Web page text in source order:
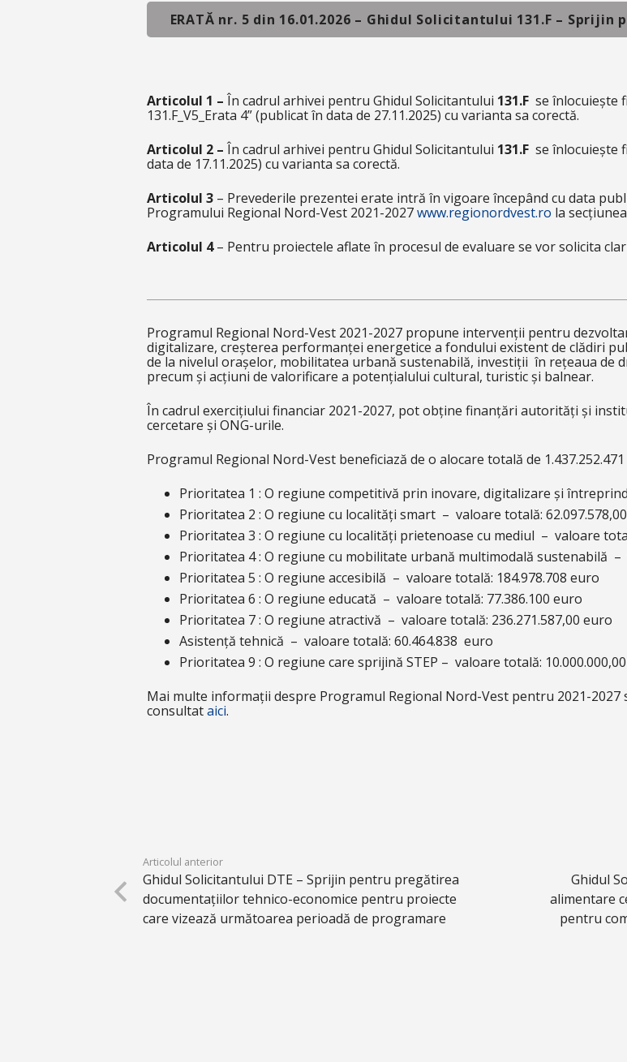
ERATĂ nr. 5 din 16.01.2026 – Ghidul Solicitantului 131.F –
Articolul 1 – În cadrul arhivei pentru Ghidul Solicitantului 131.F se înlocuiește
131.F_V5_Erata 4”(publicat în data de 27.11.2025) cu varianta sa corectă.
Articolul 2 – În cadrul arhivei pentru Ghidul Solicitantului 131.F se înlocuiește
data de 17.11.2025) cu varianta sa corectă.
Articolul 3 – Prevederile prezentei erate intră în vigoare începând cu data
Programului Regional Nord-Vest 2021-2027www.regionordvest.ro la
Articolul 4– Pentru proiectele aflate în procesul de evaluare se vor solicita
Programul Regional Nord-Vest 2021-2027 propune intervenții pentru
digitalizare, creșterea performanței energetice a fondului existent de clădiri
de la nivelul orașelor, mobilitatea urbană sustenabilă, investiții în rețeaua de
precum și acțiuni de valorificare a potențialului cultural, turistic și balnear.
În cadrul exercițiului financiar 2021-2027, pot obține finanțări autorități și
cercetare și ONG-urile.
Programul Regional Nord-Vest beneficiază de o alocare totală de
Prioritatea 1 : O regiune competitivă prin inovare, digitalizare și
Prioritatea 2 : O regiune cu localități smart – valoare totală:
Prioritatea 3 : O regiune cu localități prietenoase cu mediul – valoare
Prioritatea 4 : O regiune cu mobilitate urbană multimodală sustenabilă –
Prioritatea 5 : O regiune accesibilă – valoare totală: 184.978.708 euro
Prioritatea 6 : O regiune educată – valoare totală: 77.386.100 euro
Prioritatea 7 : O regiune atractivă – valoare totală: 236.271.587,00 euro
Asistență tehnică – valoare totală: 60.464.838 euro
Prioritatea 9 : O regiune care sprijină STEP – valoare totală:
Mai multe informații despre Programul Regional Nord-Vest pentru 2021-2027
consultataici.
Articolul anterior
Ghidul Solicitantului DTE – Sprijin pentru pregătirea
documentațiilor tehnico-economice pentru proiecte
care vizează următoarea perioadă de programare
Ghidul
alimentare
pentru